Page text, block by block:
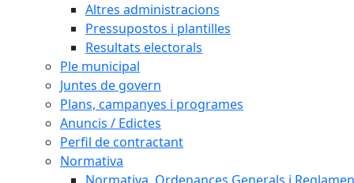
Altres administracions
Pressupostos i plantilles
Resultats electorals
Ple municipal
Juntes de govern
Plans, campanyes i programes
Anuncis / Edictes
Perfil de contractant
Normativa